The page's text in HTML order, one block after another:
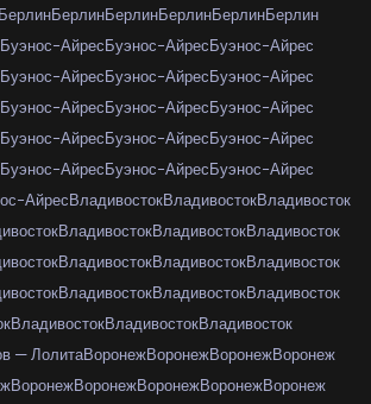
БерлинБерлинБерлинБерлинБерлинБерлин
Буэнос-АйресБуэнос-АйресБуэнос-Айрес
Буэнос-АйресБуэнос-АйресБуэнос-Айрес
Буэнос-АйресБуэнос-АйресБуэнос-Айрес
Буэнос-АйресБуэнос-АйресБуэнос-Айрес
Буэнос-АйресБуэнос-АйресБуэнос-Айрес
АйресВладивостокВладивостокВладивосток
ВладивостокВладивостокВладивосток
ВладивостокВладивостокВладивосток
ВладивостокВладивостокВладивосток
ВладивостокВладивостокВладивосток
— ЛолитаВоронежВоронежВоронежВоронеж
ВоронежВоронежВоронежВоронежВоронеж